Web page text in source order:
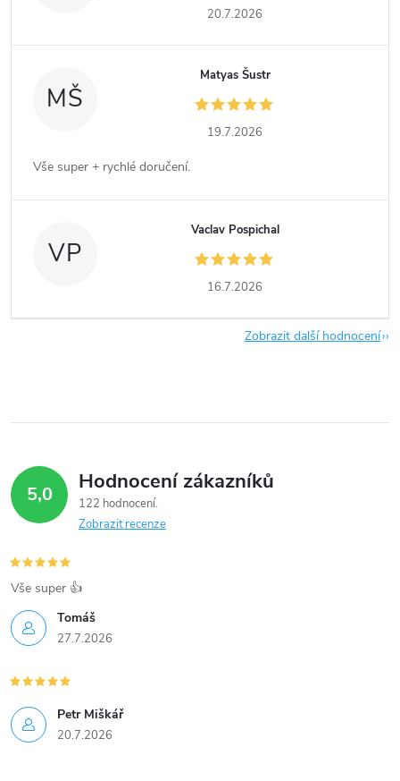
20.7.2026
MŠ
Matyas Šustr
19.7.2026
Vše super + rychlé doručení.
VP
Vaclav Pospichal
16.7.2026
Zobrazit další hodnocení
5,0 Hodnocení zákazníků
122 hodnocení
Zobrazit recenze
Tomáš
27.7.2026
Vše super 👍
Petr Miškář
20.7.2026